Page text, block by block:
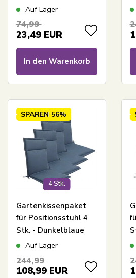
hoher Rückenlehne –
luxuriösem Komfort –
Auf Lager
74,99
23,49 EUR
In den Warenkorb
4 Stk.
SPAREN 56%
Gartenkissenpaket
für Positionsstuhl 4
Stk. - Dunkelblaue
Universal-Kissen mit 5
Guter Komfortschaum
Auf Lager
244,99
108,99 EUR